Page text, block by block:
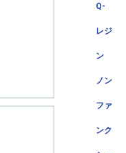
Q-
レジ
ン
ノン
ファ
ンク